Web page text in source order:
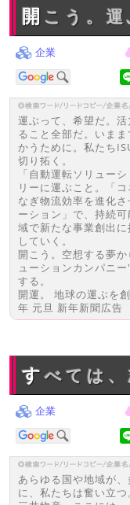
開こう。
企業
運ぶって、希望だ。
ること全部だ。いま
かうために。私たち
切り拓く。
「自動運転ソリュー
リーに運ぶこと。「
なぎ物流効率を進化
ーション」で、持続
域で新たな事業創出
していく。
開こう。空想する夢
ューションカンパニ
する。
開運。 地球の運ぶを
年 元旦 新年新聞広告
すべては
企業
あらゆる国や地域が
に、私たちは奮い立つ